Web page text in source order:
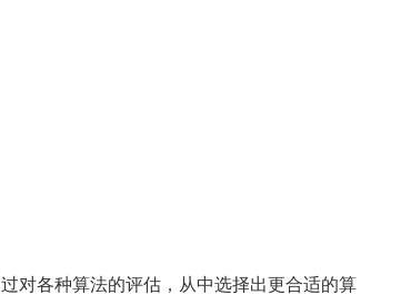
各种算法的评估，从中选择出更合适的算